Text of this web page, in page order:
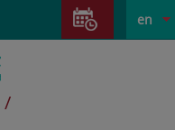
Active
en
/